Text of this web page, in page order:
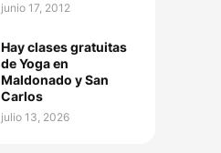
junio 17, 2012
Hay clases gratuitas
de Yoga en
Maldonado y San
Carlos
julio 13, 2026